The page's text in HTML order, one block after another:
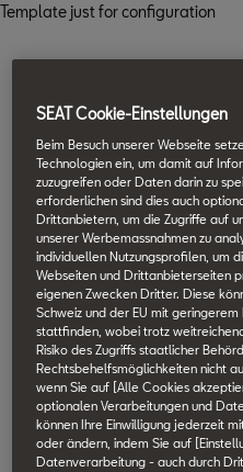
Template just for configuration
SEAT Cookie-Einstellungen
Beim Besuch unserer Webseite
Technologien ein, um damit auf
zuzugreifen oder Daten darin zu
erforderlichen sind dies auch
Drittanbietern, um die Zugriffe auf
unserer Werbemassnahmen zu
individuellen Nutzungsprofilen, um
Webseiten und Drittanbieterseiten
eigenen Zwecken Dritter. Diese
Schweiz und der EU mit geringerem
stattfinden, wobei trotz
Risiko des Zugriffs staatlicher
Rechtsbehelfsmöglichkeiten nicht
wenn Sie auf [Alle Cookies
optionalen Verarbeitungen und
können Ihre Einwilligung jederzeit
oder ändern, indem Sie auf
Datenverarbeitung - auch durch